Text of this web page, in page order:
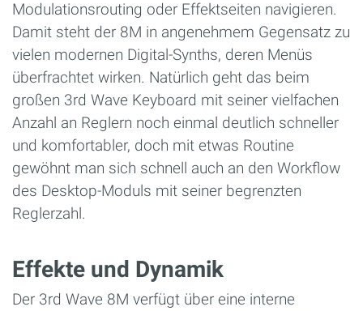
Modulationsrouting oder Effektseiten navigieren.
Damit steht der 8M in angenehmem Gegensatz zu
vielen modernen Digital-Synths, deren Menüs
überfrachtet wirken. Natürlich geht das beim
großen 3rd Wave Keyboard mit seiner vielfachen
Anzahl an Reglern noch einmal deutlich schneller
und komfortabler, doch mit etwas Routine
gewöhnt man sich schnell auch an den Workflow
des Desktop-Moduls mit seiner begrenzten
Reglerzahl.
Effekte und Dynamik
Der 3rd Wave 8M verfügt über eine interne